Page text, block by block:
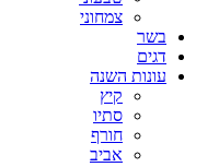
צמחוני
בשר
דגים
עונות השנה
קיץ
סתיו
חורף
אביב